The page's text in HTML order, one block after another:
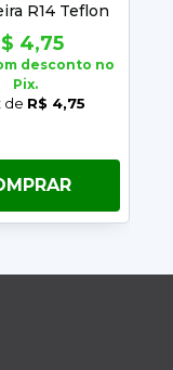
R14 Teflon
1/4"
4,75
desconto no
Pix.
de R$ 4,75